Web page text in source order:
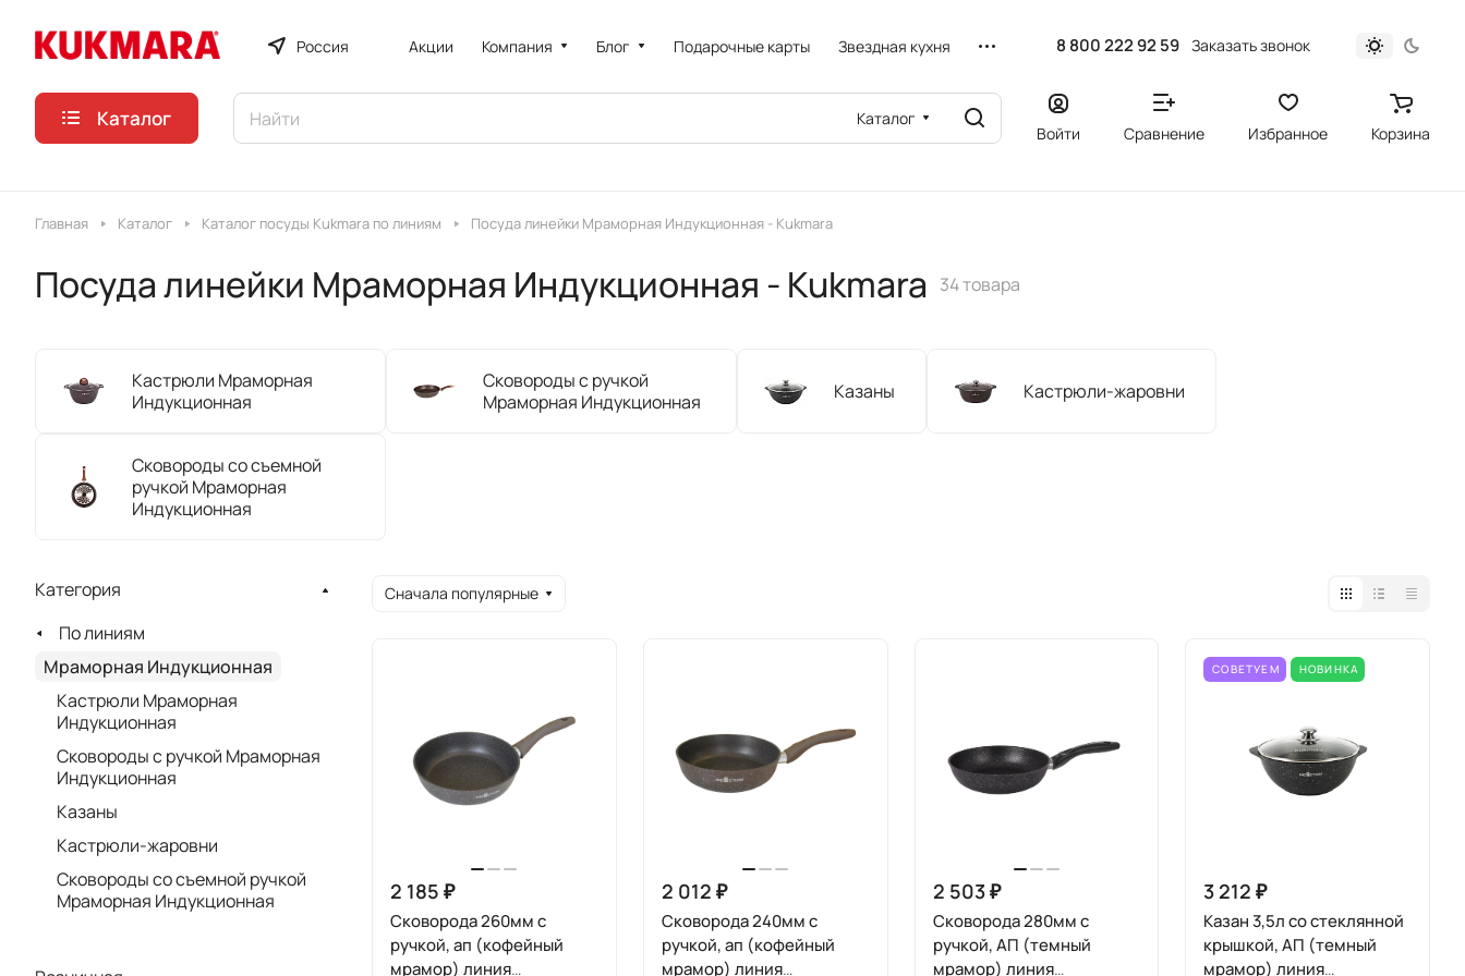
Россия Акции Компания Блог Подарочные карты Звездная кухня 8 800 222 92 59 Заказать звонок
Каталог Каталог
Войти Сравнение Избранное Корзина
Главная Каталог Каталог посуды Kukmara по линиям Посуда линейки Мраморная Индукционная - Kukmara
Посуда линейки Мраморная Индукционная - Kukmara 34 товара
Кастрюли Мраморная
Индукционная
Сковороды с ручкой
Мраморная Индукционная
Казаны Кастрюли-жаровни
Сковороды со съемной
ручкой Мраморная
Индукционная
Сначала популярные
2 185 ₽
Сковорода 260мм с
ручкой, ап (кофейный
мрамор) линия
2 012 ₽
Сковорода 240мм с
ручкой, ап (кофейный
мрамор) линия
2 503 ₽
Сковорода 280мм с
ручкой, АП (темный
мрамор) линия
СОВЕТУЕМ НОВИНКА
3 212 ₽
Казан 3,5л со стеклянной
крышкой, АП (темный
мрамор) линия
Категория
По линиям
Мраморная Индукционная
Кастрюли Мраморная
Индукционная
Сковороды с ручкой Мраморная
Индукционная
Казаны
Кастрюли-жаровни
Сковороды со съемной ручкой
Мраморная Индукционная